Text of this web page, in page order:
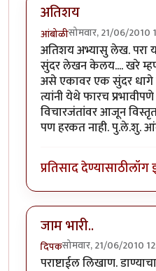
अतिशय
आंबोळीसोमवार, 21/06/2010
अतिशय अभ्यासु लेख. परा
सुंदर लेखन केलय.... खरे
असे एकावर एक सुंदर धागे
त्यांनी येथे फारच
विचारजंतांवर आजून
पण हरकत नाही. पु.ले.शु.
प्रतिसाद देण्यासाठीलॉग
जाम भारी..
दिपकसोमवार, 21/06/2010
पराष्टाईल लिखाण. डाण्याचा